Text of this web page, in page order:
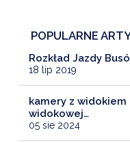
POPULARNE
Rozkład Jazdy
18 lip 2019
kamery z widokiem
widokowej…
05 sie 2024